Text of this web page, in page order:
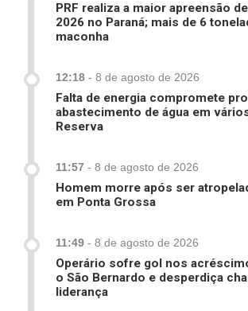
PRF realiza a maior apreensão
2026 no Paraná; mais de 6
maconha
12:18 - 8 de agosto de 2026
Falta de energia compromete
abastecimento de água em
Reserva
11:57 - 8 de agosto de 2026
Homem morre após ser
em Ponta Grossa
11:49 - 8 de agosto de 2026
Operário sofre gol nos
o São Bernardo e desperdiça
liderança